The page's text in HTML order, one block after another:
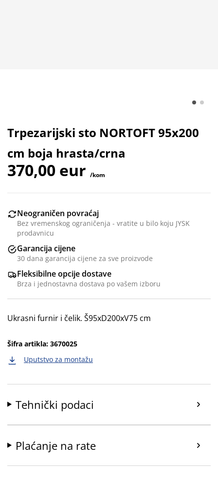
Trpezarijski sto NORTOFT 95x200
cm boja hrasta/crna
370,00 eur /kom
Neograničen povraćaj
Bez vremenskog ograničenja - vratite u bilo koju JYSK
prodavnicu
Garancija cijene
30 dana garancija cijene za sve proizvode
Fleksibilne opcije dostave
Brza i jednostavna dostava po vašem izboru
Ukrasni furnir i čelik. Š95xD200xV75 cm
Šifra artikla: 3670025
Uputstvo za montažu
Tehnički podaci
Plaćanje na rate